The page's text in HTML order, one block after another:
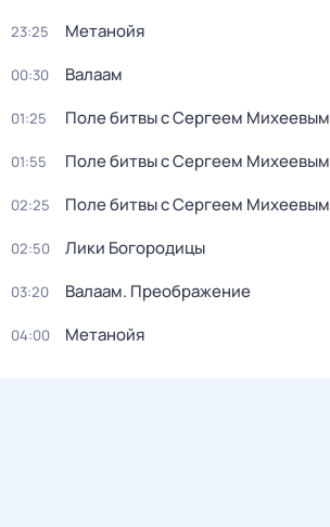
23:25 Метанойя
00:30 Валаам
01:25 Поле битвы с Сергеем Михеевым
01:55 Поле битвы с Сергеем Михеевым
02:25 Поле битвы с Сергеем Михеевым
02:50 Лики Богородицы
03:20 Валаам. Преображение
04:00 Метанойя